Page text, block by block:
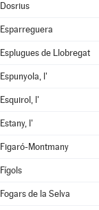
Dosrius
Esparreguera
Esplugues de Llobregat
Espunyola, l'
Esquirol, l'
Estany, l'
Figaró-Montmany
Fígols
Fogars de la Selva